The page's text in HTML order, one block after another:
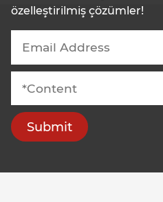
özelleştirilmiş çözümler!
Submit